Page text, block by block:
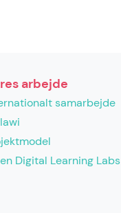
arbejde
samarbejde
Digital Learning Labs